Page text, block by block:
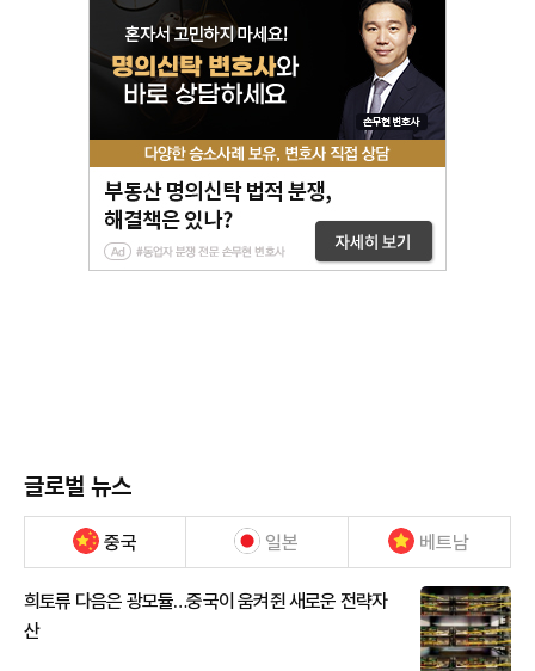
글로벌 뉴스
중국 일본 베트남
희토류 다음은 광모듈…중국이 움켜쥔 새로운 전략자
산